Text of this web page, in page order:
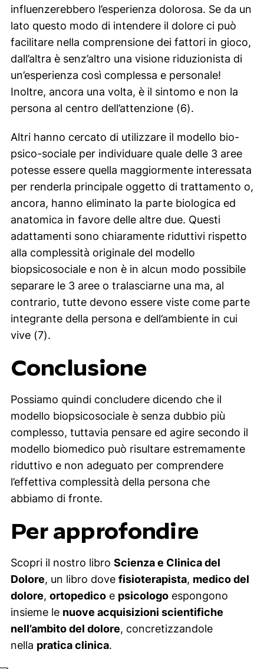
influenzerebbero l’esperienza dolorosa. Se da un
lato questo modo di intendere il dolore ci può
facilitare nella comprensione dei fattori in gioco,
dall’altra è senz’altro una visione riduzionista di
un’esperienza così complessa e personale!
Inoltre, ancora una volta, è il sintomo e non la
persona al centro dell’attenzione (6).
Altri hanno cercato di utilizzare il modello bio-
psico-sociale per individuare quale delle 3 aree
potesse essere quella maggiormente interessata
per renderla principale oggetto di trattamento o,
ancora, hanno eliminato la parte biologica ed
anatomica in favore delle altre due. Questi
adattamenti sono chiaramente riduttivi rispetto
alla complessità originale del modello
biopsicosociale e non è in alcun modo possibile
separare le 3 aree o tralasciarne una ma, al
contrario, tutte devono essere viste come parte
integrante della persona e dell’ambiente in cui
vive (7).
Conclusione
Possiamo quindi concludere dicendo che il
modello biopsicosociale è senza dubbio più
complesso, tuttavia pensare ed agire secondo il
modello biomedico può risultare estremamente
riduttivo e non adeguato per comprendere
l’effettiva complessità della persona che
abbiamo di fronte.
Per approfondire
Scopri il nostro libro Scienza e Clinica del
Dolore, un libro dove fisioterapista, medico del
dolore, ortopedicoe psicologoespongono
insieme le nuove acquisizioni scientifiche
nell’ambito del dolore, concretizzandole
nella pratica clinica.